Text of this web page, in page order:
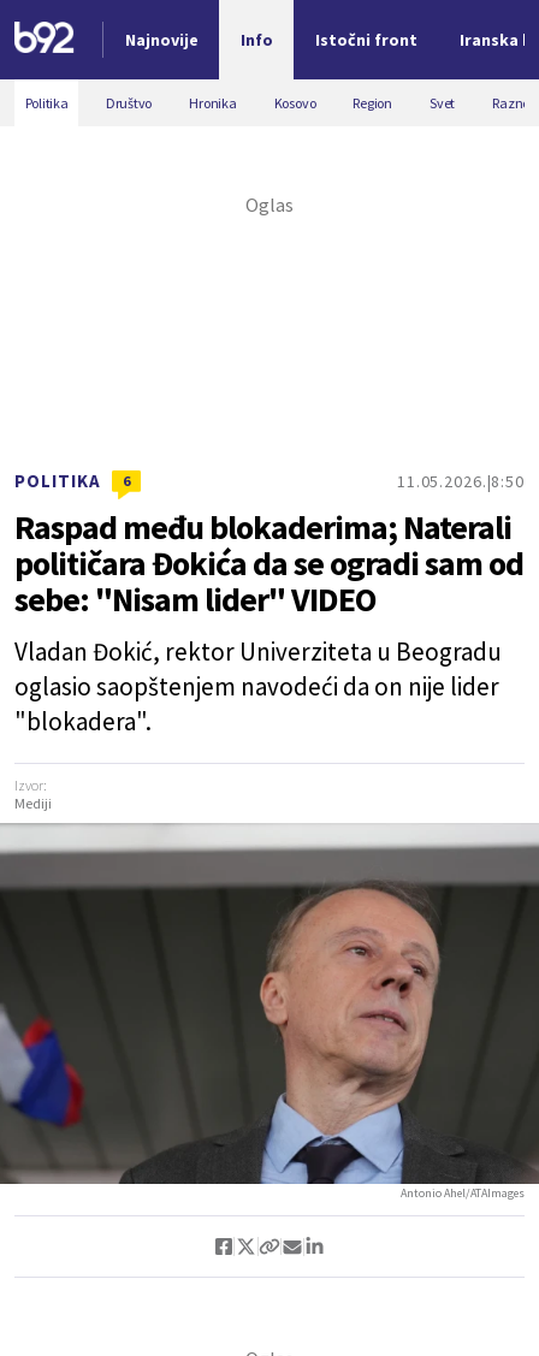
Najnovije Info Istočni front Iranska
Nova vest
Politika Društvo Hronika Kosovo Region Svet Razno
POLITIKA 6 11.05.2026. 8:50
Raspad među blokaderima; Naterali
političara Đokića da se ogradi sam od
sebe: "Nisam lider" VIDEO
Vladan Đokić, rektor Univerziteta u Beogradu
oglasio saopštenjem navodeći da on nije lider
"blokadera".
Izvor:
Mediji
Antonio Ahel/ATAImages